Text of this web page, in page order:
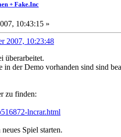
+ Fake.Inc
10:43:15 »
2007, 10:23:48
überarbeitet.
in der Demo vorhanden sind sind
zu finden:
lncrar.html
Spiel starten.